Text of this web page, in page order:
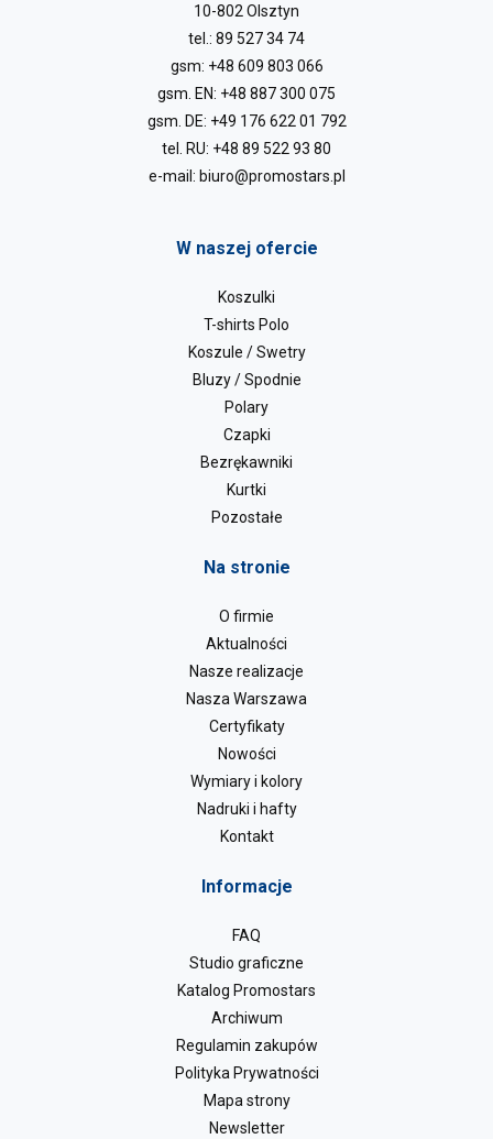
10-802 Olsztyn
tel.: 89 527 34 74
gsm: +48 609 803 066
gsm. EN: +48 887 300 075
gsm. DE: +49 176 622 01 792
tel. RU: +48 89 522 93 80
e-mail: biuro@promostars.pl
W naszej ofercie
Koszulki
T-shirts Polo
Koszule / Swetry
Bluzy / Spodnie
Polary
Czapki
Bezrękawniki
Kurtki
Pozostałe
Na stronie
O firmie
Aktualności
Nasze realizacje
Nasza Warszawa
Certyfikaty
Nowości
Wymiary i kolory
Nadruki i hafty
Kontakt
Informacje
FAQ
Studio graficzne
Katalog Promostars
Archiwum
Regulamin zakupów
Polityka Prywatności
Mapa strony
Newsletter